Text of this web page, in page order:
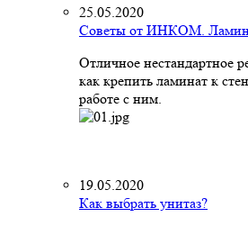
25.05.2020
Советы от ИНКОМ.
Отличное нестандартное
как крепить ламинат к
работе с ним.
19.05.2020
Как выбрать унитаз?